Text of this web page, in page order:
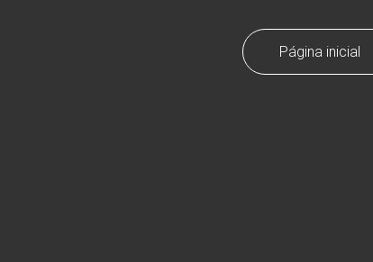
Página inicial